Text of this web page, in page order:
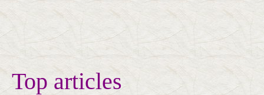
Top articles